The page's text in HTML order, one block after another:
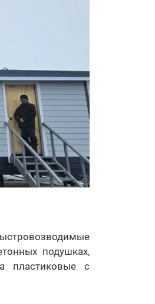
подушках,
пластиковые с